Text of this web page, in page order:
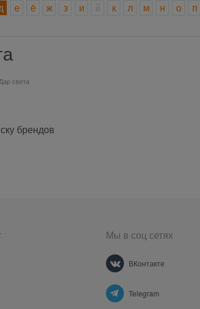
е ё ж з и к л м н о п
Дар света
брендов
Мы в соц сетях
ВКонтакте
Telegram